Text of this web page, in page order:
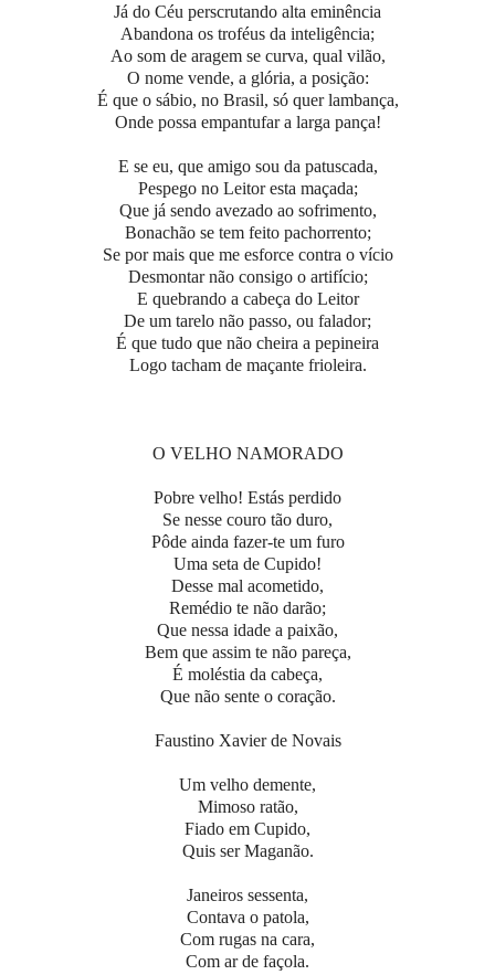
Já do Céu perscrutando alta eminência
Abandona os troféus da inteligência;
Ao som de aragem se curva, qual vilão,
O nome vende, a glória, a posição:
É que o sábio, no Brasil, só quer lambança,
Onde possa empantufar a larga pança!
E se eu, que amigo sou da patuscada,
Pespego no Leitor esta maçada;
Que já sendo avezado ao sofrimento,
Bonachão se tem feito pachorrento;
Se por mais que me esforce contra o vício
Desmontar não consigo o artifício;
E quebrando a cabeça do Leitor
De um tarelo não passo, ou falador;
É que tudo que não cheira a pepineira
Logo tacham de maçante frioleira.
O VELHO NAMORADO
Pobre velho! Estás perdido
Se nesse couro tão duro,
Pôde ainda fazer-te um furo
Uma seta de Cupido!
Desse mal acometido,
Remédio te não darão;
Que nessa idade a paixão,
Bem que assim te não pareça,
É moléstia da cabeça,
Que não sente o coração.
Faustino Xavier de Novais
Um velho demente,
Mimoso ratão,
Fiado em Cupido,
Quis ser Maganão.
Janeiros sessenta,
Contava o patola,
Com rugas na cara,
Com ar de façola.